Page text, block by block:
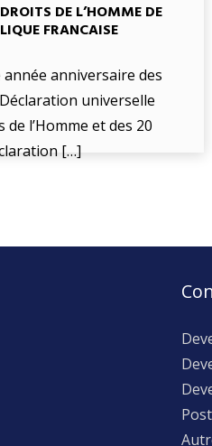
DE L’HOMME DE
FRANCAISE
année anniversaire des
universelle
de l’Homme et des 20
[…]